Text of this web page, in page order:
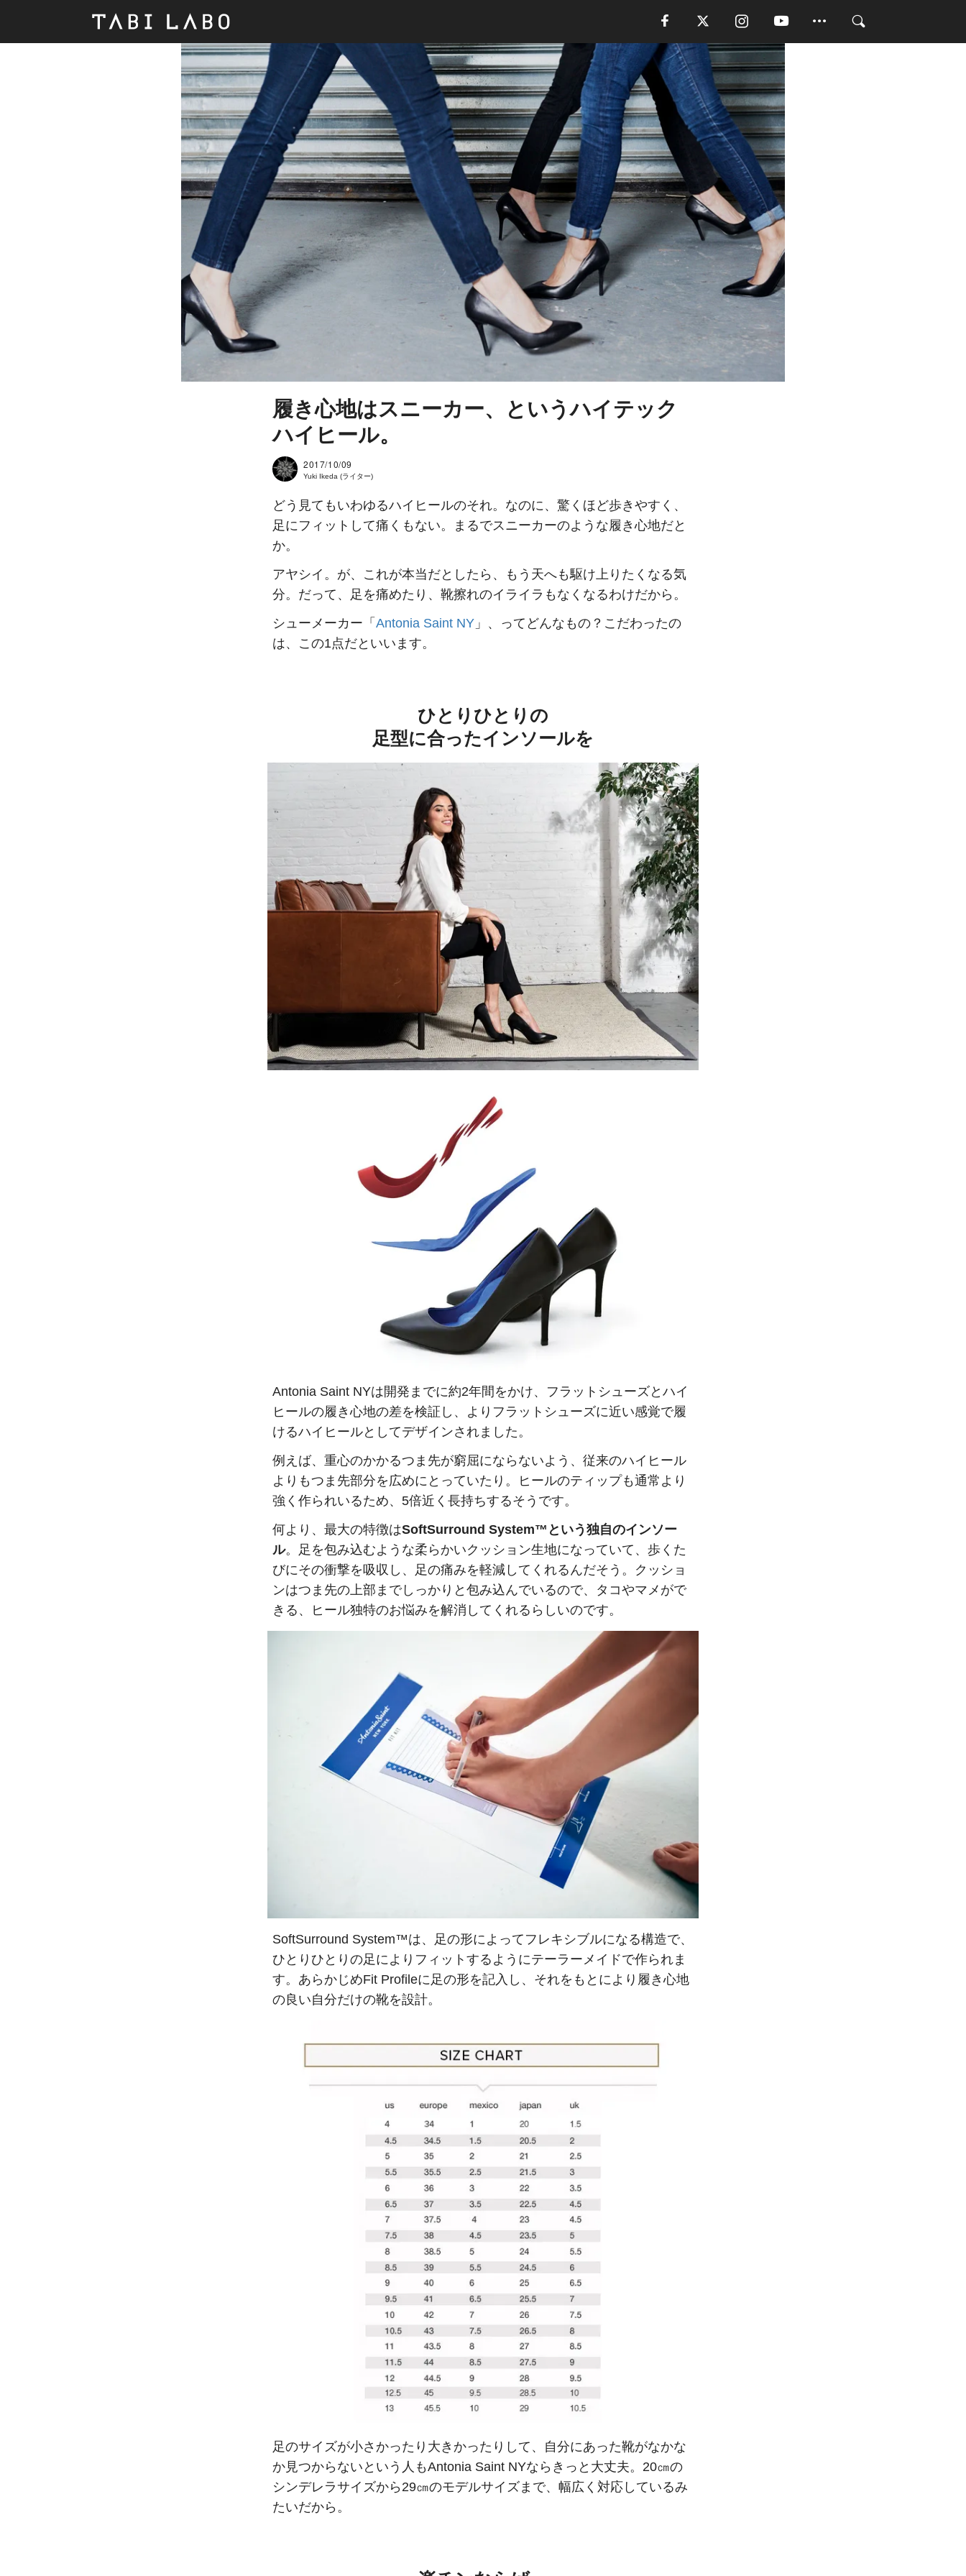
履き心地はスニーカー、というハイテック
ハイヒール。
2017/10/09
Yuki Ikeda (ライター)
どう見てもいわゆるハイヒールのそれ。なのに、驚くほど歩きやすく、
足にフィットして痛くもない。まるでスニーカーのような履き心地だと
か。
アヤシイ。が、これが本当だとしたら、もう天へも駆け上りたくなる気
分。だって、足を痛めたり、靴擦れのイライラもなくなるわけだから。
シューメーカー「 Antonia Saint NY 」、ってどんなもの？こだわったの
は、この1点だといいます。
ひとりひとりの
足型に合ったインソールを
Antonia Saint NYは開発までに約2年間をかけ、フラットシューズとハイ
ヒールの履き心地の差を検証し、よりフラットシューズに近い感覚で履
けるハイヒールとしてデザインされました。
例えば、重心のかかるつま先が窮屈にならないよう、従来のハイヒール
よりもつま先部分を広めにとっていたり。ヒールのティップも通常より
強く作られいるため、5倍近く長持ちするそうです。
何より、最大の特徴はSoftSurround System™という独自のインソー
ル。足を包み込むような柔らかいクッション生地になっていて、歩くた
びにその衝撃を吸収し、足の痛みを軽減してくれるんだそう。クッショ
ンはつま先の上部までしっかりと包み込んでいるので、タコやマメがで
きる、ヒール独特のお悩みを解消してくれるらしいのです。
SoftSurround System™は、足の形によってフレキシブルになる構造で、
ひとりひとりの足によりフィットするようにテーラーメイドで作られま
す。あらかじめFit Profileに足の形を記入し、それをもとにより履き心地
の良い自分だけの靴を設計。
足のサイズが小さかったり大きかったりして、自分にあった靴がなかな
か見つからないという人もAntonia Saint NYならきっと大丈夫。20㎝の
シンデレラサイズから29㎝のモデルサイズまで、幅広く対応しているみ
たいだから。